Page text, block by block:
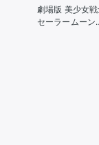
劇場版 美少女
セーラームーン